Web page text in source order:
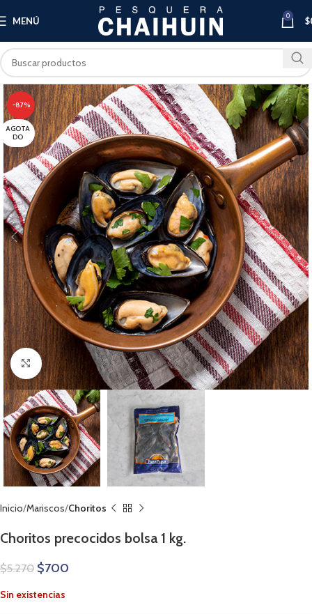
MENÚ 0 $
-87%
AGOTA
DO
Clic para ampliar
Inicio Mariscos Choritos
Choritos precocidos bolsa 1 kg.
$5.270 $700
Sin existencias